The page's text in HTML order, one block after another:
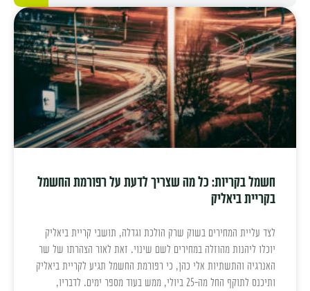
חשמל בקריות: כל מה שצריך לדעת על רפורמת החשמל
בקריית ביאליק
לצד עליית המחירים בשוק שרק הולכת וגדלה, תושבי קריית ביאליק
יוכלו ליהנות מהוזלה במחירים לשם שינוי. זאת לאור הצהרתו של שר
האנרגיה והתשתיות אלי כהן, כי רפורמת החשמל תגיע לקריית ביאליק
ותיכנס לתוקף החל מה-25 ביולי, ממש בעוד מספר ימים. לדבריו,